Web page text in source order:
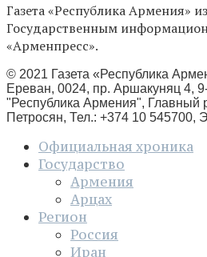
Газета «Республика Армения»
Государственным
«Арменпресс».
© 2021 Газета «Республика
Ереван, 0024, пр. Аршакуняц 4,
"Республика Армения", Главный
Петросян, Тел.: +374 10 545700,
Официальная хроника
Государство
Армения
Арцах
Регион
Россия
Иран